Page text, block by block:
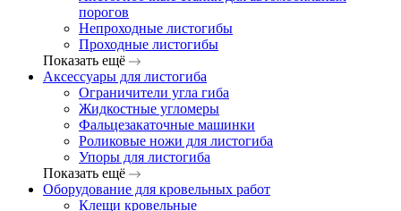
порогов
Непроходные листогибы
Проходные листогибы
Показать ещё
Аксессуары для листогиба
Ограничители угла гиба
Жидкостные угломеры
Фальцезакаточные машинки
Роликовые ножи для листогиба
Упоры для листогиба
Показать ещё
Оборудование для кровельных работ
Клещи кровельные